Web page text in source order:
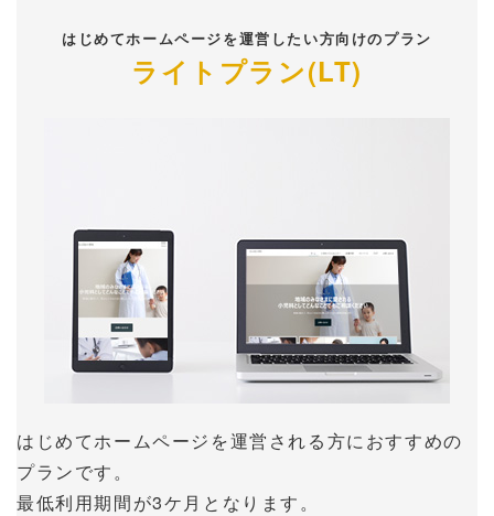
はじめてホームページを運営したい方向けのプラン
ライトプラン(LT)
はじめてホームページを運営される方におすすめの
プランです。
最低利用期間が3ケ月となります。